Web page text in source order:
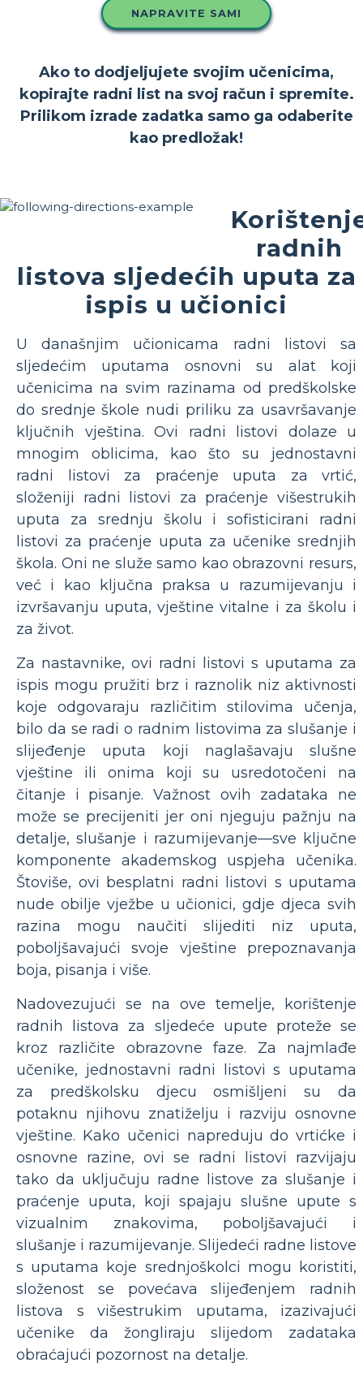
NAPRAVITE SAMI
Ako to dodjeljujete svojim učenicima,
kopirajte radni list na svoj račun i spremite.
Prilikom izrade zadatka samo ga odaberite
kao predložak!
radnih
listova sljedećih uputa za
ispis u učionici
U današnjim učionicama radni listovi sa
sljedećim uputama osnovni su alat koji
učenicima na svim razinama od predškolske
do srednje škole nudi priliku za usavršavanje
ključnih vještina. Ovi radni listovi dolaze u
mnogim oblicima, kao što su jednostavni
radni listovi za praćenje uputa za vrtić,
složeniji radni listovi za praćenje višestrukih
uputa za srednju školu i sofisticirani radni
listovi za praćenje uputa za učenike srednjih
škola. Oni ne služe samo kao obrazovni resurs,
već i kao ključna praksa u razumijevanju i
izvršavanju uputa, vještine vitalne i za školu i
za život.
Za nastavnike, ovi radni listovi s uputama za
ispis mogu pružiti brz i raznolik niz aktivnosti
koje odgovaraju različitim stilovima učenja,
bilo da se radi o radnim listovima za slušanje i
slijeđenje uputa koji naglašavaju slušne
vještine ili onima koji su usredotočeni na
čitanje i pisanje. Važnost ovih zadataka ne
može se precijeniti jer oni njeguju pažnju na
detalje, slušanje i razumijevanje—sve ključne
komponente akademskog uspjeha učenika.
Štoviše, ovi besplatni radni listovi s uputama
nude obilje vježbe u učionici, gdje djeca svih
razina mogu naučiti slijediti niz uputa,
poboljšavajući svoje vještine prepoznavanja
boja, pisanja i više.
Nadovezujući se na ove temelje, korištenje
radnih listova za sljedeće upute proteže se
kroz različite obrazovne faze. Za najmlađe
učenike, jednostavni radni listovi s uputama
za predškolsku djecu osmišljeni su da
potaknu njihovu znatiželju i razviju osnovne
vještine. Kako učenici napreduju do vrtićke i
osnovne razine, ovi se radni listovi razvijaju
tako da uključuju radne listove za slušanje i
praćenje uputa, koji spajaju slušne upute s
vizualnim znakovima, poboljšavajući i
slušanje i razumijevanje. Slijedeći radne listove
s uputama koje srednjoškolci mogu koristiti,
složenost se povećava slijeđenjem radnih
listova s ​​višestrukim uputama, izazivajući
učenike da žongliraju slijedom zadataka
obraćajući pozornost na detalje.